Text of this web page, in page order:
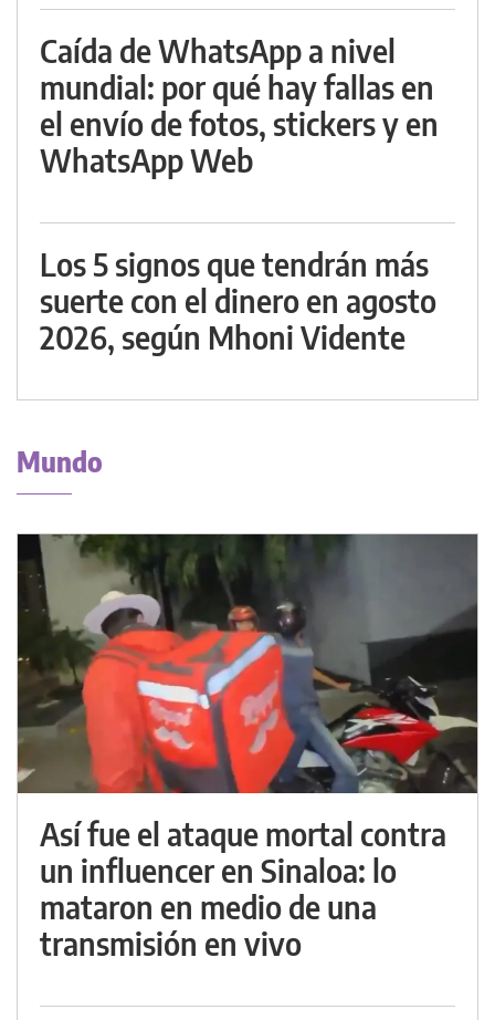
Caída de WhatsApp a nivel
mundial: por qué hay fallas en
el envío de fotos, stickers y en
WhatsApp Web
Los 5 signos que tendrán más
suerte con el dinero en agosto
2026, según Mhoni Vidente
Mundo
Así fue el ataque mortal contra
un influencer en Sinaloa: lo
mataron en medio de una
transmisión en vivo